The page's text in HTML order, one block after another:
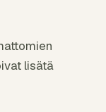
lisätä